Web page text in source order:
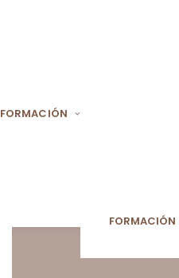
FORMACIÓN
FORMACIÓN